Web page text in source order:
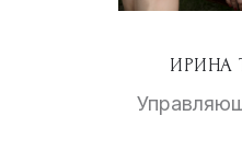
ИРИНА